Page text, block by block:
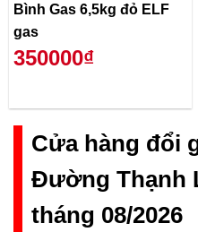
Bình Gas 6,5kg đỏ ELF
gas
350000₫
Cửa hàng đổi
Đường Thạnh
tháng 08/2026